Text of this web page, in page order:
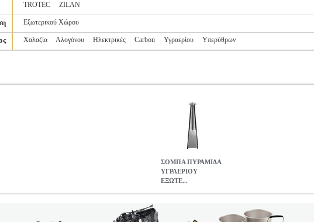
TROTEC
ZILAN
Εξωτερικού Χώρου
Χαλαζία Αλογόνου Ηλεκτρικές Carbon Υγραερίου Υπερύθρων
ΣΟΜΠΑ ΠΥΡΑΜΙΔΑ
ΥΓΡΑΕΡΙΟΥ
ΕΞΩΤΕ...
στην κατηγορία ΘΕΡΜΑΣΤΡΕΣ Σόμπα υγραίου σε σχήμα πυραμίδας
καθώς και 2 ενσωματωμένους τροχούς για εύκολη μετακίνηση σε κάθε